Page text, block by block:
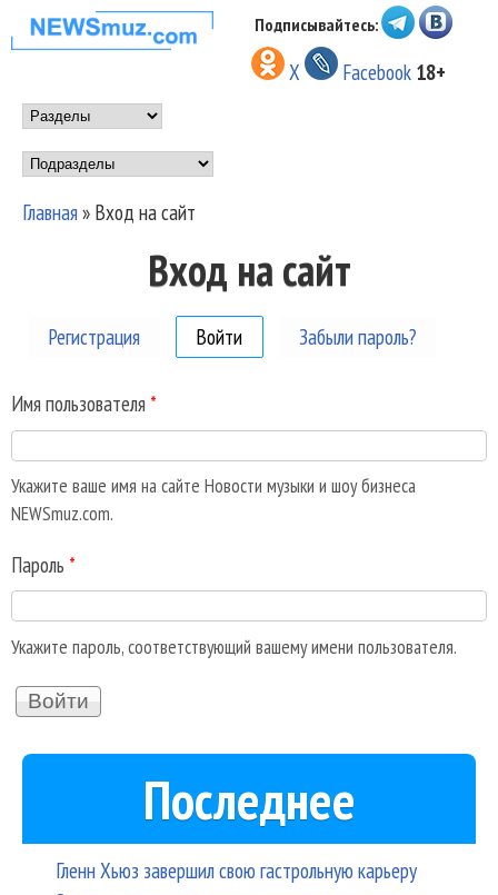
Перейти к основному
содержанию
НОВОСТИ
МУЗЫКИ И
ШОУ БИЗНЕСА
NEWSMUZ.COM
Подписывайтесь:
X Facebook 18+
Main menu
Подразделы
Вы здесь
Главная» Вход на сайт
Вход на сайт
Регистрация Войти (активная вкладка)
Забыли пароль?
Имя пользователя *
Укажите ваше имя на сайте Новости музыки и шоу бизнеса
NEWSmuz.com.
Пароль *
Укажите пароль, соответствующий вашему имени пользователя.
Последнее
Гленн Хьюз завершил свою гастрольную карьеру